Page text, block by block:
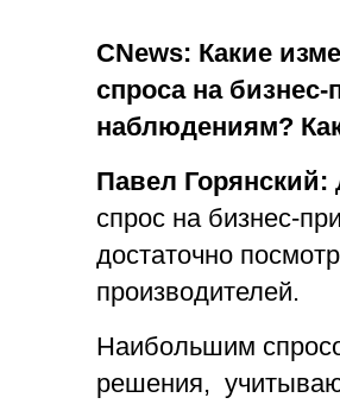
CNews: Какие
спроса на
наблюдениям?
Павел Горянский:
спрос на бизнес-
достаточно
производителей.
Наибольшим
решения,